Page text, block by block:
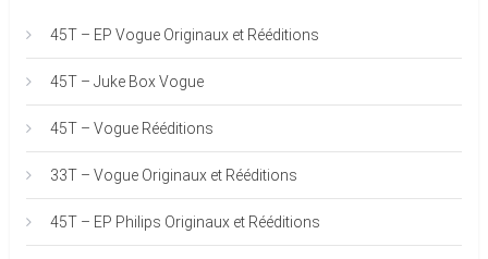
45T – EP Vogue Originaux et Rééditions
45T – Juke Box Vogue
45T – Vogue Rééditions
33T – Vogue Originaux et Rééditions
45T – EP Philips Originaux et Rééditions